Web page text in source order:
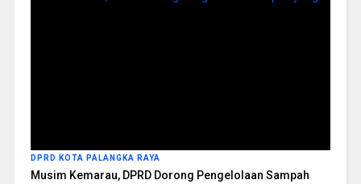
DPRD KOTA PALANGKA RAYA
Musim Kemarau, DPRD Dorong Pengelolaan Sampah